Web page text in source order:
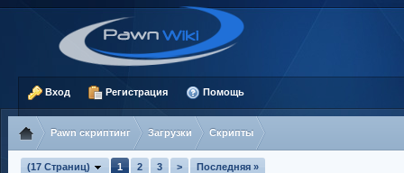
Вход Регистрация Помощь
Pawn скриптинг Загрузки Скрипты
(17 Страниц) 1 2 3 > Последняя »